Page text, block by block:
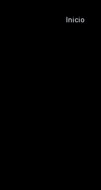
Inicio